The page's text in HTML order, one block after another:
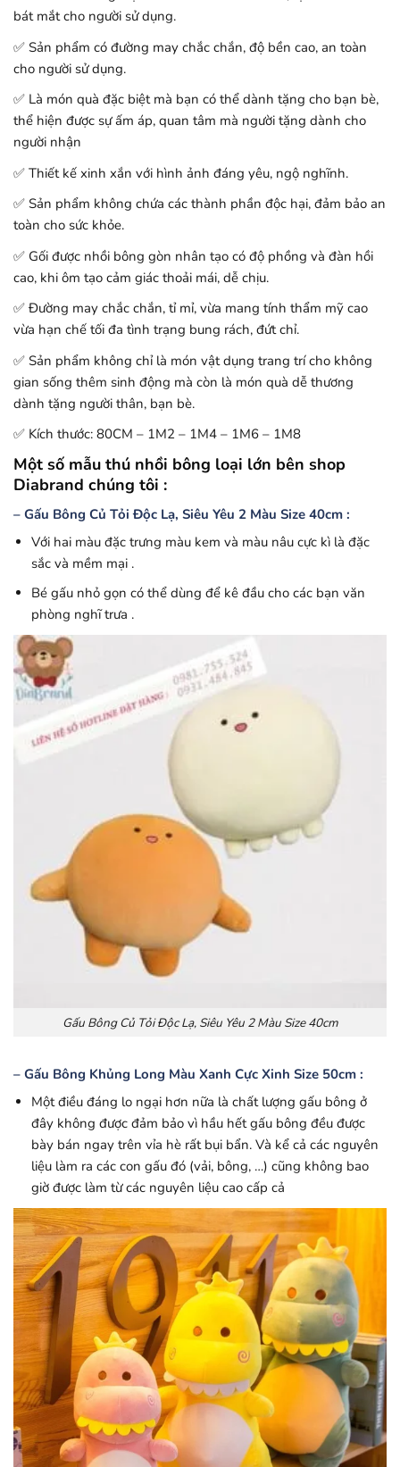
bát mắt cho người sử dụng.
✅ Sản phẩm có đường may chắc chắn, độ bền cao, an toàn
cho người sử dụng.
✅ Là món quà đặc biệt mà bạn có thể dành tặng cho bạn bè,
thể hiện được sự ấm áp, quan tâm mà người tặng dành cho
người nhận
✅ Thiết kế xinh xắn với hình ảnh đáng yêu, ngộ nghĩnh.
✅ Sản phẩm không chứa các thành phần độc hại, đảm bảo an
toàn cho sức khỏe.
✅ Gối được nhồi bông gòn nhân tạo có độ phồng và đàn hồi
cao, khi ôm tạo cảm giác thoải mái, dễ chịu.
✅ Đường may chắc chắn, tỉ mỉ, vừa mang tính thẩm mỹ cao
vừa hạn chế tối đa tình trạng bung rách, đứt chỉ.
✅ Sản phẩm không chỉ là món vật dụng trang trí cho không
gian sống thêm sinh động mà còn là món quà dễ thương
dành tặng người thân, bạn bè.
✅ Kích thước: 80CM – 1M2 – 1M4 – 1M6 – 1M8
Một số mẫu thú nhồi bông loại lớn bên shop
Diabrand chúng tôi :
– Gấu Bông Củ Tỏi Độc Lạ, Siêu Yêu 2 Màu Size 40cm :
Với hai màu đặc trưng màu kem và màu nâu cực kì là đặc
sắc và mềm mại .
Bé gấu nhỏ gọn có thể dùng để kê đầu cho các bạn văn
phòng nghĩ trưa .
Gấu Bông Củ Tỏi Độc Lạ, Siêu Yêu 2 Màu Size 40cm
– Gấu Bông Khủng Long Màu Xanh Cực Xinh Size 50cm :
Một điều đáng lo ngại hơn nữa là chất lượng gấu bông ở
đây không được đảm bảo vì hầu hết gấu bông đều được
bày bán ngay trên vỉa hè rất bụi bẩn. Và kể cả các nguyên
liệu làm ra các con gấu đó (vải, bông, …) cũng không bao
giờ được làm từ các nguyên liệu cao cấp cả